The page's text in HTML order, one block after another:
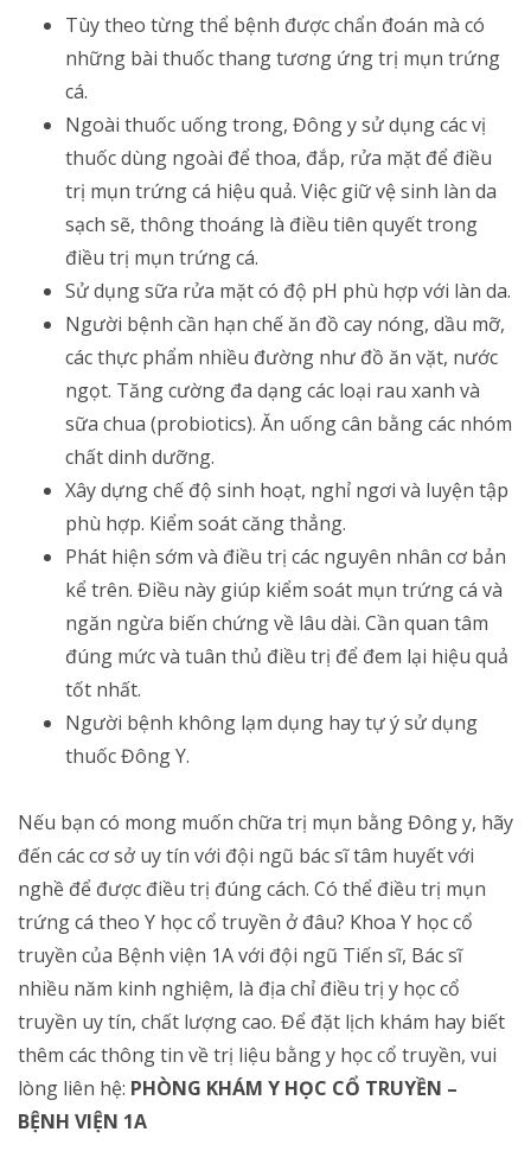
Tùy theo từng thể bệnh được chẩn đoán mà có
những bài thuốc thang tương ứng trị mụn trứng
cá.
Ngoài thuốc uống trong, Đông y sử dụng các vị
thuốc dùng ngoài để thoa, đắp, rửa mặt để điều
trị mụn trứng cá hiệu quả. Việc giữ vệ sinh làn da
sạch sẽ, thông thoáng là điều tiên quyết trong
điều trị mụn trứng cá.
Sử dụng sữa rửa mặt có độ pH phù hợp với làn da.
Người bệnh cần hạn chế ăn đồ cay nóng, dầu mỡ,
các thực phẩm nhiều đường như đồ ăn vặt, nước
ngọt. Tăng cường đa dạng các loại rau xanh và
sữa chua (probiotics). Ăn uống cân bằng các nhóm
chất dinh dưỡng.
Xây dựng chế độ sinh hoạt, nghỉ ngơi và luyện tập
phù hợp. Kiểm soát căng thẳng.
Phát hiện sớm và điều trị các nguyên nhân cơ bản
kể trên. Điều này giúp kiểm soát mụn trứng cá và
ngăn ngừa biến chứng về lâu dài. Cần quan tâm
đúng mức và tuân thủ điều trị để đem lại hiệu quả
tốt nhất.
Người bệnh không lạm dụng hay tự ý sử dụng
thuốc Đông Y.
Nếu bạn có mong muốn chữa trị mụn bằng Đông y, hãy
đến các cơ sở uy tín với đội ngũ bác sĩ tâm huyết với
nghề để được điều trị đúng cách. Có thể điều trị mụn
trứng cá theo Y học cổ truyền ở đâu? Khoa Y học cổ
truyền của Bệnh viện 1A với đội ngũ Tiến sĩ, Bác sĩ
nhiều năm kinh nghiệm, là địa chỉ điều trị y học cổ
truyền uy tín, chất lượng cao. Để đặt lịch khám hay biết
thêm các thông tin về trị liệu bằng y học cổ truyền, vui
lòng liên hệ: PHÒNG KHÁM Y HỌC CỔ TRUYỀN –
BỆNH VIỆN 1A